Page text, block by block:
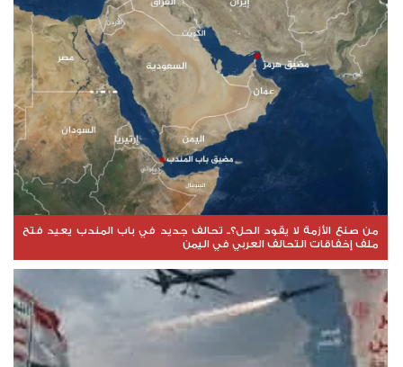
من صنع الأزمة لا يقود الحل؟.. تحالف جديد في باب المندب يعيد فتح
ملف إخفاقات التحالف العربي في اليمن